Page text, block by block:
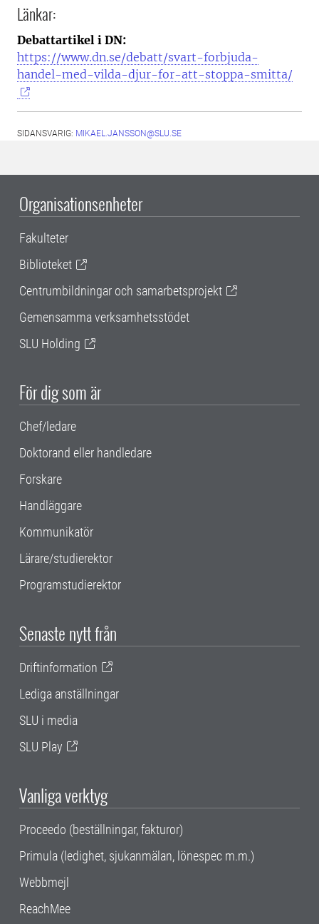
Länkar:
Debattartikel i DN:
https://www.dn.se/debatt/svart-forbjuda-
handel-med-vilda-djur-for-att-stoppa-smitta/
SIDANSVARIG: MIKAEL.JANSSON@SLU.SE
Organisationsenheter
Fakulteter
Biblioteket
Centrumbildningar och samarbetsprojekt
Gemensamma verksamhetsstödet
SLU Holding
För dig som är
Chef/ledare
Doktorand eller handledare
Forskare
Handläggare
Kommunikatör
Lärare/studierektor
Programstudierektor
Senaste nytt från
Driftinformation
Lediga anställningar
SLU i media
SLU Play
Vanliga verktyg
Proceedo (beställningar, fakturor)
Primula (ledighet, sjukanmälan, lönespec m.m.)
Webbmejl
ReachMee